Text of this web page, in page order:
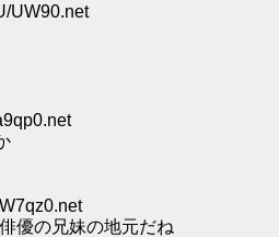
UW90.net
優の兄妹の地元だね